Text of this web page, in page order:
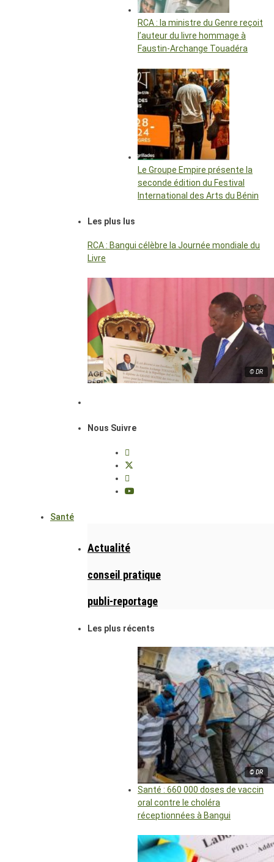
RCA : la ministre du Genre reçoit
l’auteur du livre hommage à
Faustin-Archange Touadéra
Le Groupe Empire présente la
seconde édition du Festival
International des Arts du Bénin
Les plus lus
RCA : Bangui célèbre la Journée mondiale du
Livre
© DR
Nous Suivre
Santé
Actualité
conseil pratique
publi-reportage
Les plus récents
© DR
Santé : 660 000 doses de vaccin
oral contre le choléra
réceptionnées à Bangui